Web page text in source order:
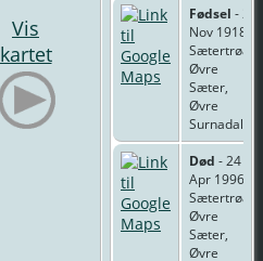
Vis
kartet
Fødsel - 28
Nov 1918 -
Sætertrøa
Øvre
Sæter,
Øvre
Surnadal
Død - 24
Apr 1996 -
Sætertrøa
Øvre
Sæter,
Øvre